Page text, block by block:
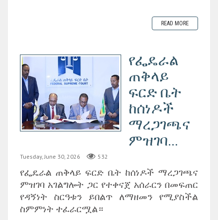
READ MORE
የፌዴራል
ጠቅላይ
ፍርድ ቤት
ከሰነዶች
ማረጋገጫና
ምዝገባ...
Tuesday, June 30, 2026 532
‎የፌዴራል ጠቅላይ ፍርድ ቤት ከሰነዶች ማረጋገጫና
ምዝገባ አገልግሎት ጋር የተቀናጀ አሰራርን በመፍጠር
የዳኝነት ስርዓቱን ይበልጥ ለማዘመን የሚያስችል
ስምምነት ተፈራርሟል።